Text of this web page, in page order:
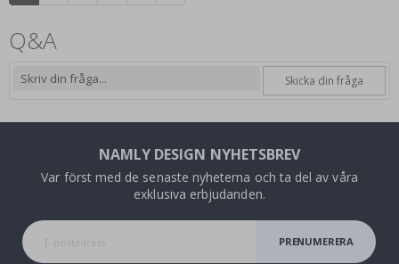
Q&A
Skicka din fråga
NAMLY DESIGN NYHETSBREV
Var först med de senaste nyheterna och ta del av våra
exklusiva erbjudanden.
PRENUMERERA